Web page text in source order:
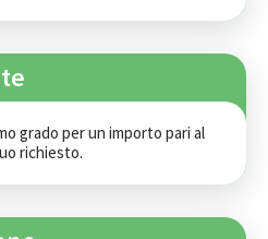
grado per un importo pari al
richiesto.